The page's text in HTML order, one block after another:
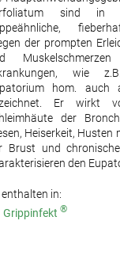
sind in
der prompten
wie
hom. auch
Er wirkt
der
Heiserkeit, Husten
Brust und
den
in:
Grippinfekt ®